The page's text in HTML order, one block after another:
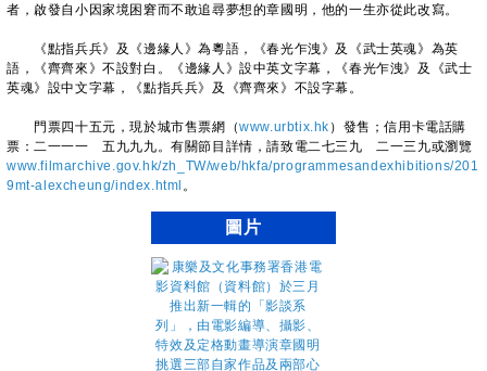
者，啟發自小因家境困窘而不敢追尋夢想的章國明，他的一生亦從此改寫。
《點指兵兵》及《邊緣人》為粵語，《春光乍洩》及《武士英魂》為英
語，《齊齊來》不設對白。《邊緣人》設中英文字幕，《春光乍洩》及《武士
英魂》設中文字幕，《點指兵兵》及《齊齊來》不設字幕。
門票四十五元，現於城市售票網（www.urbtix.hk ）發售；信用卡電話購
票：二一一一 五九九九。有關節目詳情，請致電二七三九 二一三九或瀏覽
www.filmarchive.gov.hk/zh_TW/web/hkfa/programmesandexhibitions/201
9mt-alexcheung/index.html 。
圖片